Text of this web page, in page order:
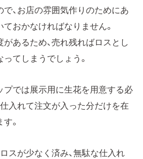
、お店の雰囲気作りのためにあ
おかなければなりません。
あるため、売れ残ればロスとし
てしまうでしょう。
プでは展示用に生花を用意する必
入れて注文が入った分だけを在
。
スが少なく済み、無駄な仕入れ